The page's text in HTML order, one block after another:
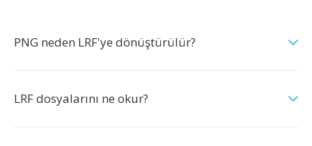
PNG neden LRF'ye dönüştürülür?
LRF dosyalarını ne okur?